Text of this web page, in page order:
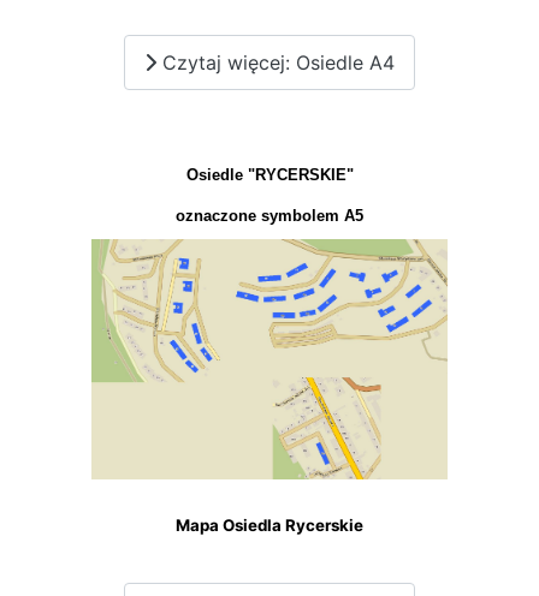
Czytaj więcej: Osiedle A4
Osiedle "RYCERSKIE"
oznaczone symbolem A5
Mapa Osiedla Rycerskie